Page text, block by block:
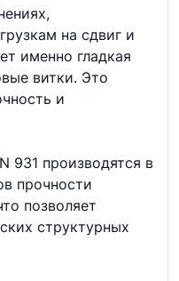
на сдвиг и
именно гладкая
витки. Это
и
931 производятся в
прочности
позволяет
структурных